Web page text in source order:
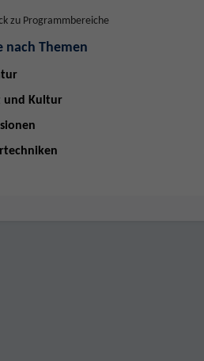
zu Programmbereiche
nach Themen
und Kultur